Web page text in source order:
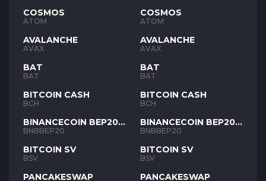
COSMOS
ATOM
AVALANCHE
AVAX
BAT
BAT
BITCOIN CASH
BCH
BINANCECOIN BEP20
BNB
BNBBEP20
BITCOIN SV
BSV
PANCAKESWAP
COSMOS
ATOM
AVALANCHE
AVAX
BAT
BAT
BITCOIN CASH
BCH
BINANCECOIN BEP20
BNB
BNBBEP20
BITCOIN SV
BSV
PANCAKESWAP